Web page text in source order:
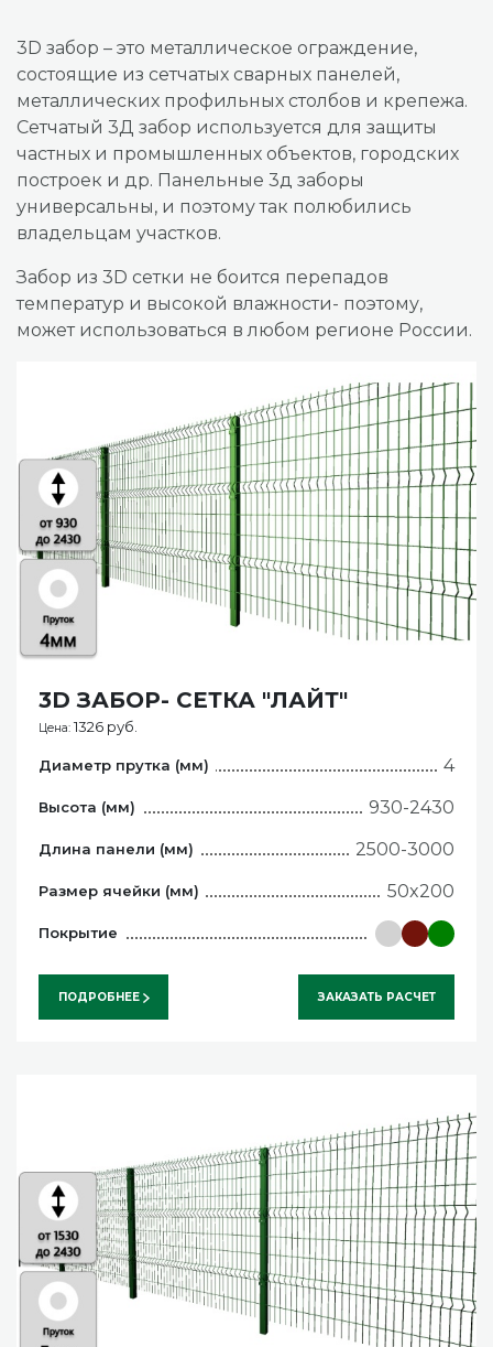
3D забор – это металлическое ограждение,
состоящие из сетчатых сварных панелей,
металлических профильных столбов и крепежа.
Сетчатый 3Д забор используется для защиты
частных и промышленных объектов, городских
построек и др. Панельные 3д заборы
универсальны, и поэтому так полюбились
владельцам участков.
Забор из 3D сетки не боится перепадов
температур и высокой влажности- поэтому,
может использоваться в любом регионе России.
3D ЗАБОР- СЕТКА "ЛАЙТ"
Цена: 1326 руб.
Диаметр прутка (мм) 4
Высота (мм) 930-2430
Длина панели (мм) 2500-3000
Размер ячейки (мм) 50x200
Покрытие
ПОДРОБНЕЕ ЗАКАЗАТЬ РАСЧЕТ